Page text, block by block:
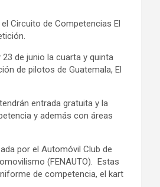
Circuito de Competencias El
de junio la cuarta y quinta
de pilotos de Guatemala, El
entrada gratuita y la
y además con áreas
por el Automóvil Club de
(FENAUTO). Estas
de competencia, el kart